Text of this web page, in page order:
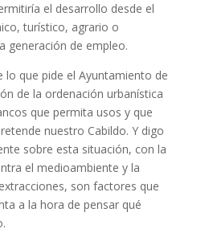
el desarrollo desde el
turístico, agrario o
generación de empleo.
lo que pide el Ayuntamiento de
de la ordenación urbanística
que permita usos y que
nuestro Cabildo. Y digo
sobre esta situación, con la
el medioambiente y la
son factores que
a la hora de pensar qué